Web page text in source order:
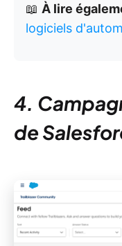
📖 À lire
logiciels
4.
de